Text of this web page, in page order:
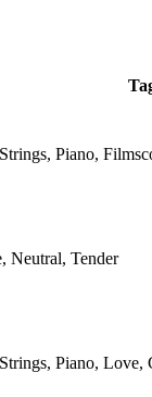
Piano,
Neutral, Tender
Piano, Love,